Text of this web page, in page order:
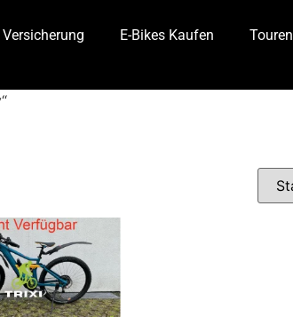
Versicherung E-Bikes Kaufen Touren